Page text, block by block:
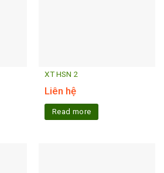
XT HSN 2
Liên hệ
Read more